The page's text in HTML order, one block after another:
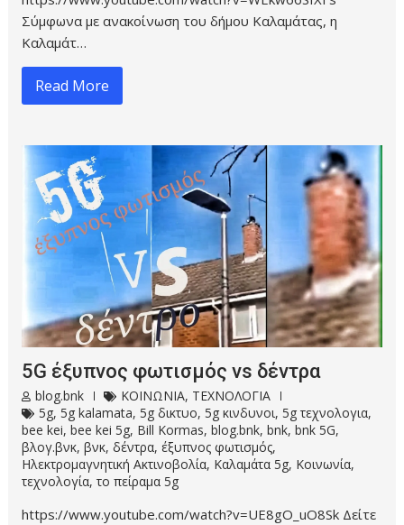
Σύμφωνα με ανακοίνωση του δήμου Καλαμάτας, η
Καλαμάτ…
Read More
5G έξυπνος φωτισμός vs δέντρα
blog.bnk ΚΟΙΝΩΝΙΑ, ΤΕΧΝΟΛΟΓΙΑ
5g,5g kalamata,5g δικτυο,5g κινδυνοι,5g τεχνολογια,
bee kei,bee kei 5g, Bill Kormas,blog.bnk,bnk,bnk 5G,
βλογ.βνκ,βνκ,δέντρα,έξυπνος φωτισμός,
Ηλεκτρομαγνητική Ακτινοβολία, Καλαμάτα 5g, Κοινωνία,
τεχνολογία,το πείραμα 5g
https://www.youtube.com/watch?v=UE8gO_uO8Sk Δείτε